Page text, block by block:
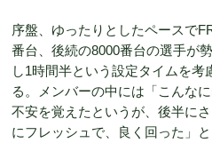
序盤、ゆったりとしたペースで
番台、後続の8000番台の選手が
し1時間半という設定タイムを
る。メンバーの中には「こんな
不安を覚えたというが、後半に
にフレッシュで、良く回った」